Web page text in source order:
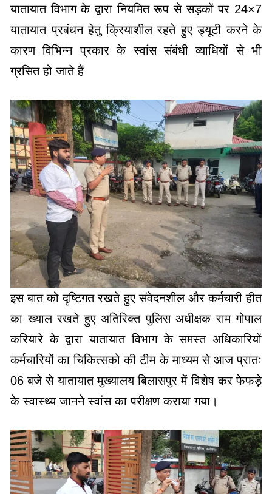
कारण विभिन्न प्रकार के स्वांस संबंधी व्याधियों से भी
ग्रसित हो जाते हैं
इस बात को दृष्टिगत रखते हुए संवेदनशील और कर्मचारी हीत
का ख्याल रखते हुए अतिरिक्त पुलिस अधीक्षक राम गोपाल
करियारे के द्वारा यातायात विभाग के समस्त अधिकारियों
कर्मचारियों का चिकित्सको की टीम के माध्यम से आज प्रातः
06 बजे से यातायात मुख्यालय बिलासपुर में विशेष कर फेफड़े
के स्वास्थ्य जानने स्वांस का परीक्षण कराया गया।